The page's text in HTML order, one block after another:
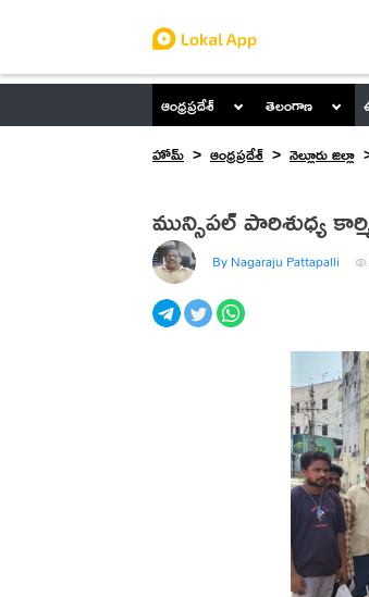
ఆంధ్రప్రదేశ్ తెలంగాణ
హోమ్
ఆంధ్రప్రదేశ్ నెల్లూరు జిల్లా
మున్సిపల్ పారిశుధ్య
By Nagaraju Pattapalli